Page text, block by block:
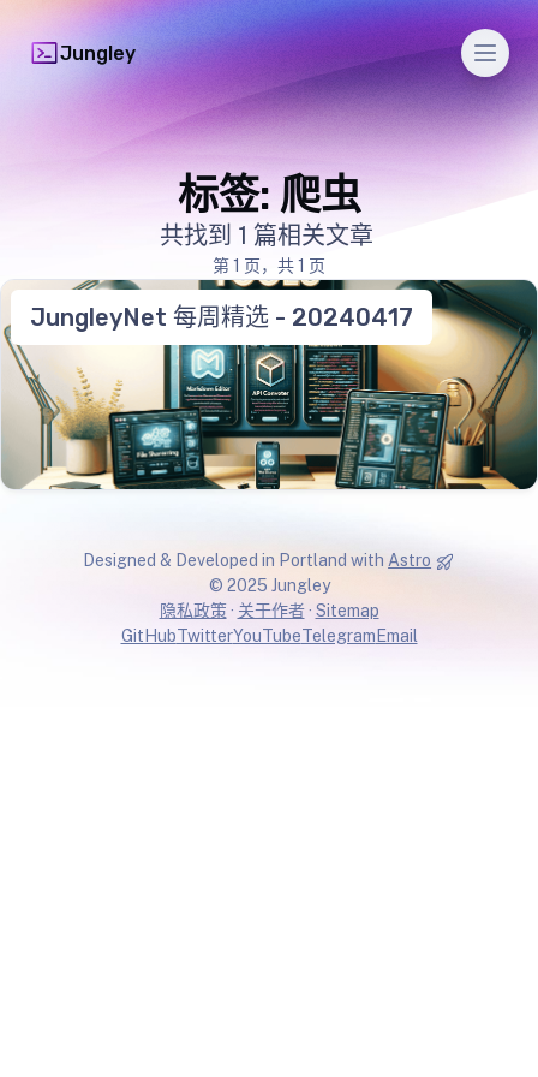
Jungley
标签: 爬虫
共找到 1 篇相关文章
第 1 页，共 1 页
JungleyNet 每周精选 - 20240417
Designed & Developed in Portland with Astro
© 2025 Jungley
隐私政策 · 关于作者 · Sitemap
GitHubTwitterYouTubeTelegram Email